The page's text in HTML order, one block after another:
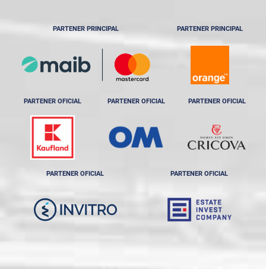
PARTENER PRINCIPAL PARTENER PRINCIPAL
PARTENER OFICIAL PARTENER OFICIAL PARTENER OFICIAL
PARTENER OFICIAL PARTENER OFICIAL